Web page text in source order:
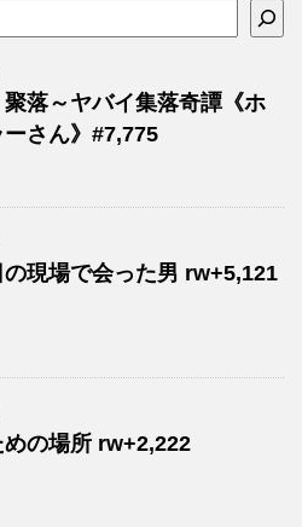
聚落～ヤバイ集落奇譚《ホ
ーさん》#7,775
現場で会った男 rw+5,121
の場所 rw+2,222